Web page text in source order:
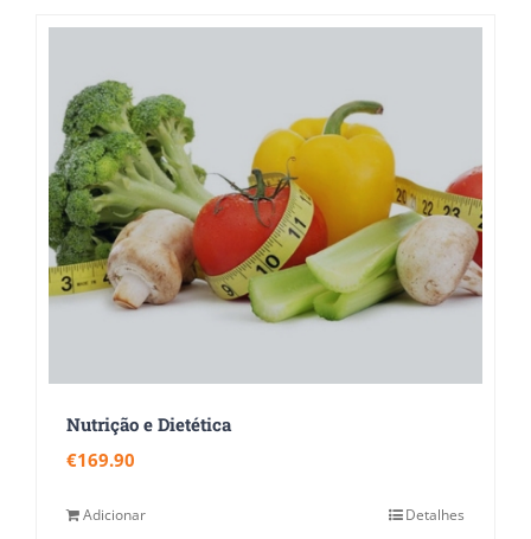
Nutrição e Dietética
€169.90
Adicionar Detalhes